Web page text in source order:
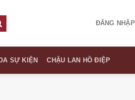
ĐĂNG NHẬP
SỰ KIỆN CHẬU LAN HỒ ĐIỆP